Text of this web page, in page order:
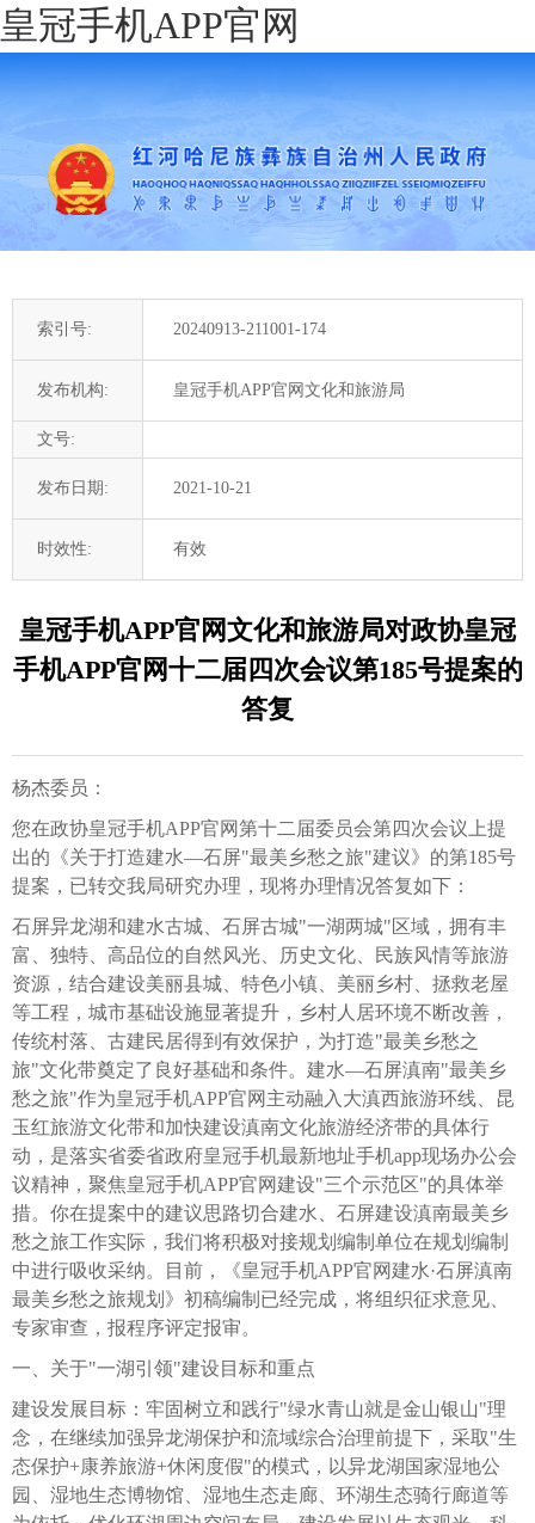
皇冠手机APP官网
索引号: 20240913-211001-174
发布机构: 皇冠手机APP官网文化和旅游局
文号:
发布日期: 2021-10-21
时效性: 有效
皇冠手机APP官网文化和旅游局对政协皇冠
手机APP官网十二届四次会议第185号提案的
答复
杨杰委员：
您在政协皇冠手机APP官网第十二届委员会第四次会议上提
出的《关于打造建水—石屏"最美乡愁之旅"建议》的第185号
提案，已转交我局研究办理，现将办理情况答复如下：
石屏异龙湖和建水古城、石屏古城"一湖两城"区域，拥有丰
富、独特、高品位的自然风光、历史文化、民族风情等旅游
资源，结合建设美丽县城、特色小镇、美丽乡村、拯救老屋
等工程，城市基础设施显著提升，乡村人居环境不断改善，
传统村落、古建民居得到有效保护，为打造"最美乡愁之
旅"文化带奠定了良好基础和条件。建水—石屏滇南"最美乡
愁之旅"作为皇冠手机APP官网主动融入大滇西旅游环线、昆
玉红旅游文化带和加快建设滇南文化旅游经济带的具体行
动，是落实省委省政府皇冠手机最新地址手机app现场办公会
议精神，聚焦皇冠手机APP官网建设"三个示范区"的具体举
措。你在提案中的建议思路切合建水、石屏建设滇南最美乡
愁之旅工作实际，我们将积极对接规划编制单位在规划编制
中进行吸收采纳。目前，《皇冠手机APP官网建水·石屏滇南
最美乡愁之旅规划》初稿编制已经完成，将组织征求意见、
专家审查，报程序评定报审。
一、关于"一湖引领"建设目标和重点
建设发展目标：牢固树立和践行"绿水青山就是金山银山"理
念，在继续加强异龙湖保护和流域综合治理前提下，采取"生
态保护+康养旅游+休闲度假"的模式，以异龙湖国家湿地公
园、湿地生态博物馆、湿地生态走廊、环湖生态骑行廊道等